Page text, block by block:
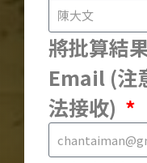
將批算結
Email (注
法接收)